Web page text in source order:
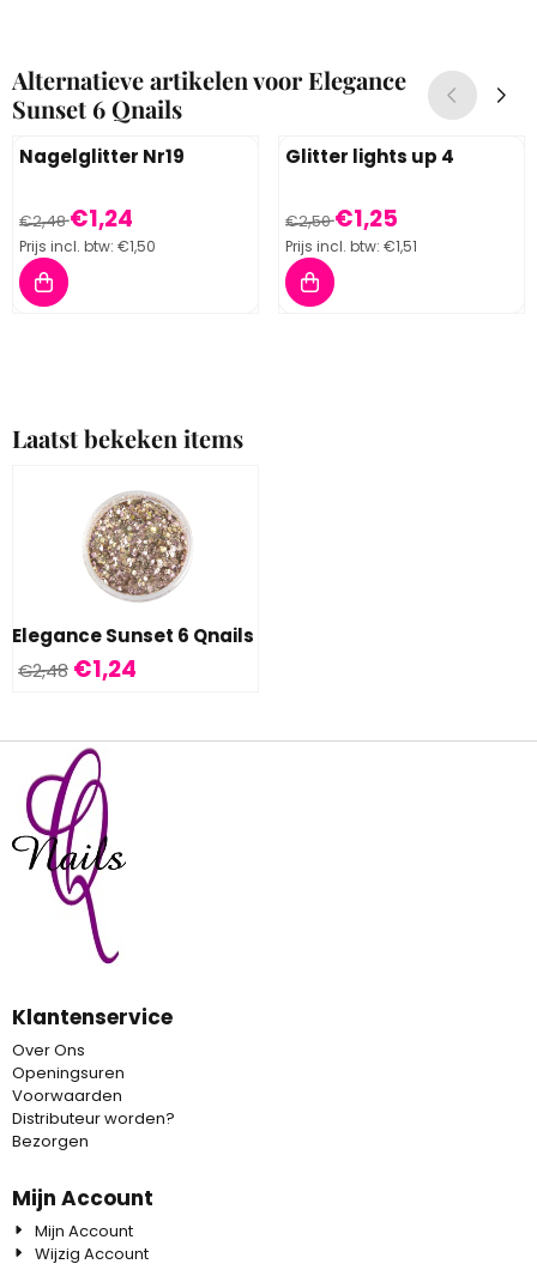
Alternatieve artikelen voorElegance
Sunset 6 Qnails
Nagelglitter Nr19
Van 2,48 voor 1,24, inclusief btw: 1,50
€2,48€1,24
Prijs incl. btw: €1,50
Glitter lights up 4
Van 2,50 voor 1,25, inclusief
€2,50€1,25
Prijs incl. btw: €1,51
Laatst bekeken items
Elegance Sunset 6 Qnails
€2,48 €1,24
Klantenservice
Over Ons
Openingsuren
Voorwaarden
Distributeur worden?
Bezorgen
Mijn Account
Mijn Account
Wijzig Account